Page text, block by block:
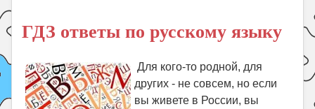
Книги
Подготовка к школе
Уроки
ГДЗ ответы по русскому языку
Для кого-то родной, для
других - не совсем, но если
вы живете в России, вы